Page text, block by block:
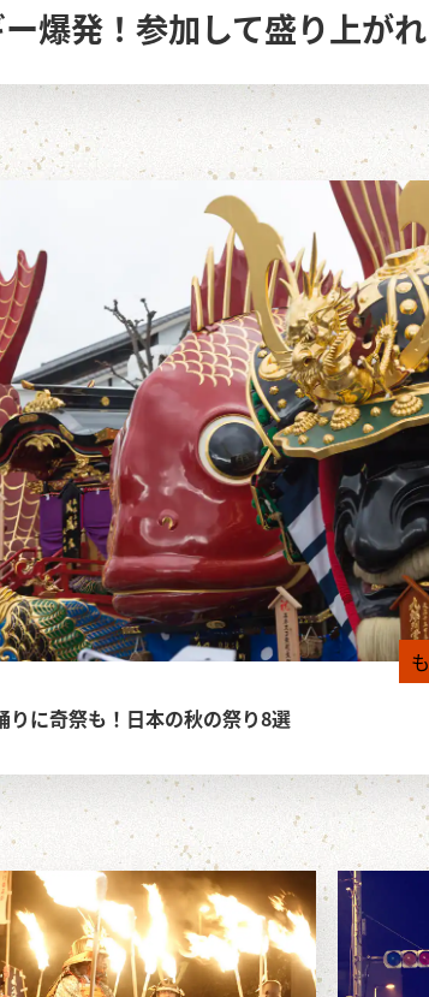
爆発！参加して盛り上が
りに奇祭も！日本の秋の祭り8選